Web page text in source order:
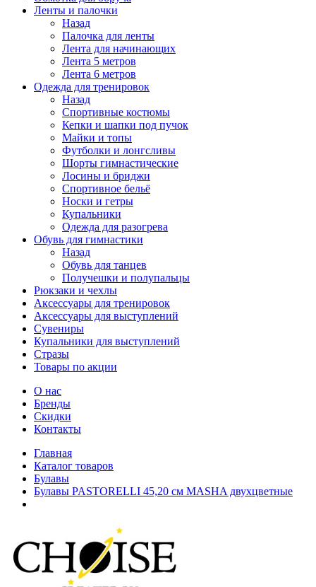
Ленты и палочки
Назад
Палочка для ленты
Лента для начинающих
Лента 5 метров
Лента 6 метров
Одежда для тренировок
Назад
Спортивные костюмы
Кепки и шапки под пучок
Майки и топы
Футболки и лонгсливы
Шорты гимнастические
Лосины и бриджи
Спортивное бельё
Носки и гетры
Купальники
Одежда для разогрева
Обувь для гимнастики
Назад
Обувь для танцев
Получешки и полупальцы
Рюкзаки и чехлы
Аксессуары для тренировок
Аксессуары для выступлений
Сувениры
Купальники для выступлений
Стразы
Товары по акции
О нас
Бренды
Скидки
Контакты
Главная
Каталог товаров
Булавы
Булавы PASTORELLI 45,20 см MASHA двухцветные